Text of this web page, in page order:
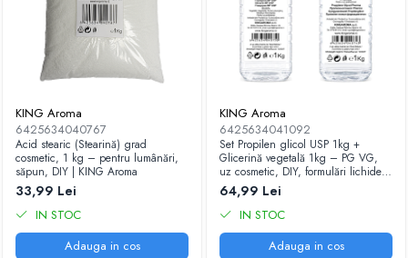
KING Aroma
6425634040767
Acid stearic (Stearină) grad
cosmetic, 1 kg – pentru lumânări,
săpun, DIY | KING Aroma
33,99 Lei
IN STOC
Adauga in cos
KING Aroma
6425634041092
Set Propilen glicol USP 1kg +
Glicerină vegetală 1kg – PG VG,
uz cosmetic, DIY, formulări lichide |
King Aroma
64,99 Lei
IN STOC
Adauga in cos